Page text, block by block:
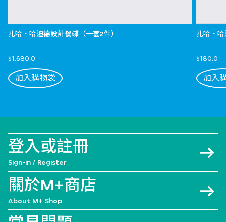
扎哈．哈迪德設計餐碟（一套2件）
$1,680.0
加入購物袋
扎哈．
$180.0
加入
登入或註冊
Sign-in / Register
關於M+商店
About M+ Shop